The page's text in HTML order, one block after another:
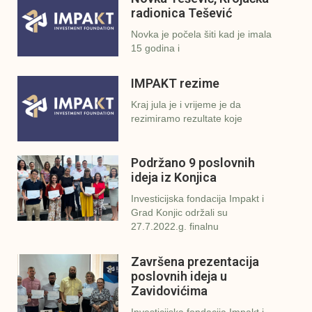
radionica Tešević
Novka je počela šiti kad je imala
15 godina i
IMPAKT rezime
Kraj jula je i vrijeme je da
rezimiramo rezultate koje
Podržano 9 poslovnih
ideja iz Konjica
Investicijska fondacija Impakt i
Grad Konjic održali su
27.7.2022.g. finalnu
Završena prezentacija
poslovnih ideja u
Zavidovićima